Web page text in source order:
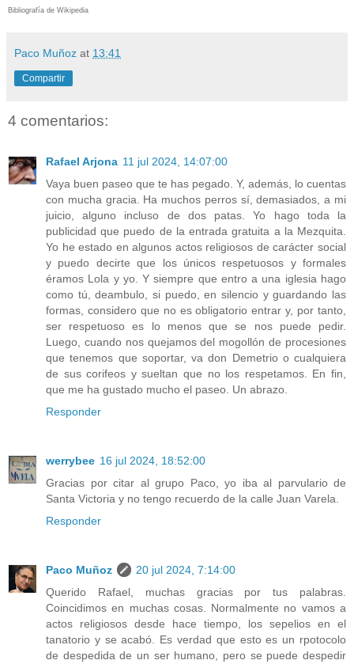
Bibliografía de Wikipedia
Paco Muñoz at 13:41
Compartir
4 comentarios:
Rafael Arjona 11 jul 2024, 14:07:00
Vaya buen paseo que te has pegado. Y, además, lo cuentas
con mucha gracia. Ha muchos perros sí, demasiados, a mi
juicio, alguno incluso de dos patas. Yo hago toda la
publicidad que puedo de la entrada gratuita a la Mezquita.
Yo he estado en algunos actos religiosos de carácter social
y puedo decirte que los únicos respetuosos y formales
éramos Lola y yo. Y siempre que entro a una iglesia hago
como tú, deambulo, si puedo, en silencio y guardando las
formas, considero que no es obligatorio entrar y, por tanto,
ser respetuoso es lo menos que se nos puede pedir.
Luego, cuando nos quejamos del mogollón de procesiones
que tenemos que soportar, va don Demetrio o cualquiera
de sus corifeos y sueltan que no los respetamos. En fin,
que me ha gustado mucho el paseo. Un abrazo.
Responder
werrybee 16 jul 2024, 18:52:00
Gracias por citar al grupo Paco, yo iba al parvulario de
Santa Victoria y no tengo recuerdo de la calle Juan Varela.
Responder
Paco Muñoz
20 jul 2024, 7:14:00
Querido Rafael, muchas gracias por tus palabras.
Coincidimos en muchas cosas. Normalmente no vamos a
actos religiosos desde hace tiempo, los sepelios en el
tanatorio y se acabó. Es verdad que esto es un rpotocolo
de despedida de un ser humano, pero se puede despedir